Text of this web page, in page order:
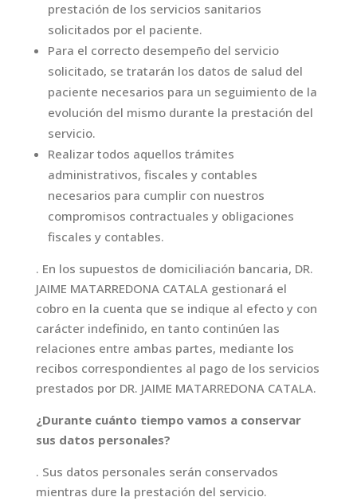
prestación de los servicios sanitarios
solicitados por el paciente.
Para el correcto desempeño del servicio
solicitado, se tratarán los datos de salud del
paciente necesarios para un seguimiento de la
evolución del mismo durante la prestación del
servicio.
Realizar todos aquellos trámites
administrativos, fiscales y contables
necesarios para cumplir con nuestros
compromisos contractuales y obligaciones
fiscales y contables.
. En los supuestos de domiciliación bancaria, DR.
JAIME MATARREDONA CATALA gestionará el
cobro en la cuenta que se indique al efecto y con
carácter indefinido, en tanto continúen las
relaciones entre ambas partes, mediante los
recibos correspondientes al pago de los servicios
prestados por DR. JAIME MATARREDONA CATALA.
¿Durante cuánto tiempo vamos a conservar
sus datos personales?
. Sus datos personales serán conservados
mientras dure la prestación del servicio.